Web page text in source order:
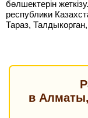
бөлшектерін
республики
Тараз,
в